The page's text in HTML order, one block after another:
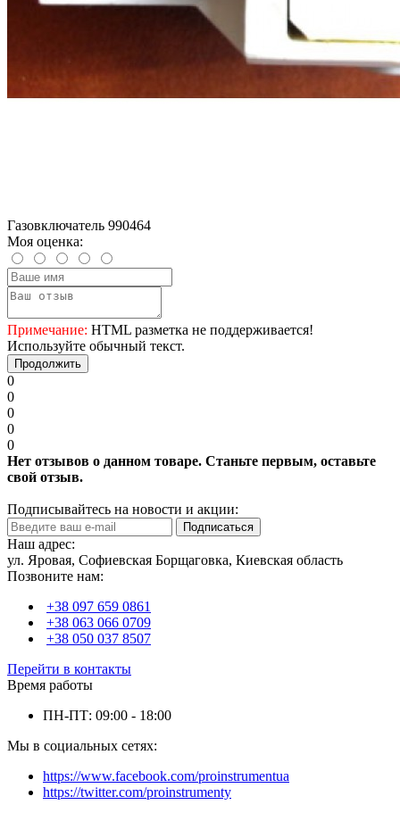
Газовключатель 990464
Моя оценка:
Примечание: HTML разметка не поддерживается!
Используйте обычный текст.
Продолжить
0
0
0
0
0
Нет отзывов о данном товаре. Станьте первым, оставьте
свой отзыв.
Подписывайтесь на новости и акции:
Подписаться
Наш адрес:
ул. Яровая, Софиевская Борщаговка, Киевская область
Позвоните нам:
+38 097 659 0861
+38 063 066 0709
+38 050 037 8507
Перейти в контакты
Время работы
ПН-ПТ: 09:00 - 18:00
Мы в социальных сетях:
https://www.facebook.com/proinstrumentua
https://twitter.com/proinstrumenty